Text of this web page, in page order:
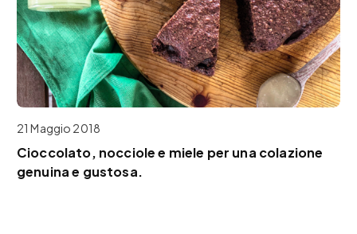
21 Maggio 2018
Cioccolato, nocciole e miele per una colazione
genuina e gustosa.